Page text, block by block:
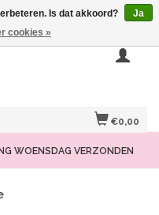
€0,00
WOENSDAG VERZONDEN
Is dat akkoord?
Ja
cookies »